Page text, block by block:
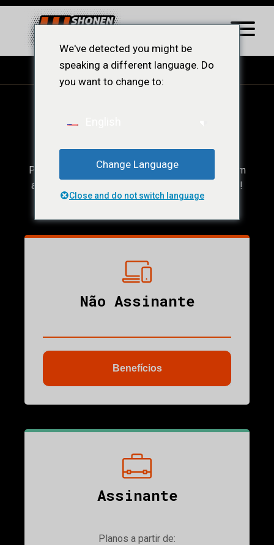
Ops! Conteúdo
Restrito.
Para acessar esse conteúdo, você precisar ser um
afiliado ShonenWest, veja a baixo nossos planos!
Não Assinante
Benefícios
Assinante
Planos a partir de:
We've detected you might be
speaking a different language. Do
you want to change to:
Change Language
Close and do not switch language